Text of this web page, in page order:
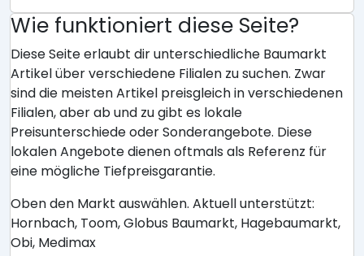
Wie funktioniert diese Seite?
Diese Seite erlaubt dir unterschiedliche Baumarkt
Artikel über verschiedene Filialen zu suchen. Zwar
sind die meisten Artikel preisgleich in verschiedenen
Filialen, aber ab und zu gibt es lokale
Preisunterschiede oder Sonderangebote. Diese
lokalen Angebote dienen oftmals als Referenz für
eine mögliche Tiefpreisgarantie.
Oben den Markt auswählen. Aktuell unterstützt:
Hornbach, Toom, Globus Baumarkt, Hagebaumarkt,
Obi, Medimax